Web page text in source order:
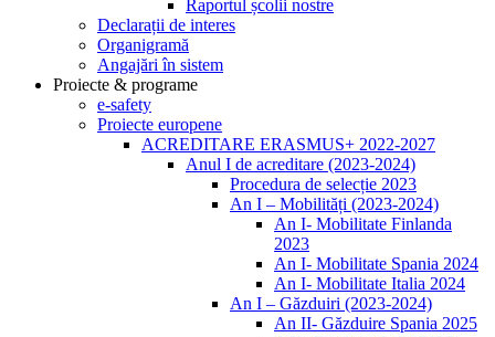
Raportul școlii nostre
Declarații de interes
Organigramă
Angajări în sistem
Proiecte & programe
e-safety
Proiecte europene
ACREDITARE ERASMUS+ 2022-2027
Anul I de acreditare (2023-2024)
Procedura de selecție 2023
An I – Mobilități (2023-2024)
An I- Mobilitate Finlanda
2023
An I- Mobilitate Spania 2024
An I- Mobilitate Italia 2024
An I – Găzduiri (2023-2024)
An II- Găzduire Spania 2025